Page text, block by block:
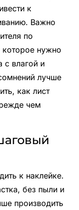
к
Важно
по
нужно
с влагой и
лучше
как лист
чем
к наклейке.
без пыли и
производить